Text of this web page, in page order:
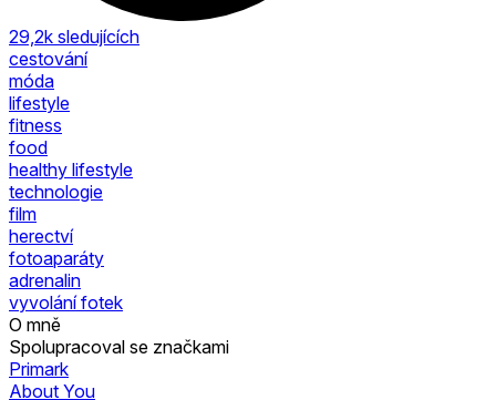
29,2k sledujících
cestování
móda
lifestyle
fitness
food
healthy lifestyle
technologie
film
herectví
fotoaparáty
adrenalin
vyvolání fotek
O mně
Spolupracoval se značkami
Primark
About You